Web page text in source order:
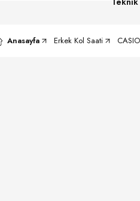
Anasayfa Erkek Kol Saati